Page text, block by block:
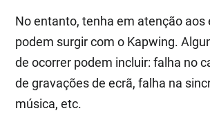
No entanto, tenha em atenção aos
podem surgir com o Kapwing.
de ocorrer podem incluir: falha no
de gravações de ecrã, falha na
música, etc.